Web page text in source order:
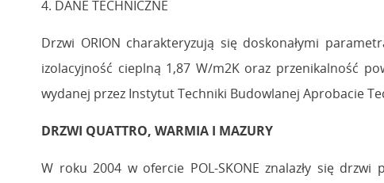
4. DANE TECHNICZNE
Drzwi ORION charakteryzują się doskonałymi
izolacyjność cieplną 1,87 W/m2K oraz przenikalność
wydanej przez Instytut Techniki Budowlanej Aprobacie
DRZWI QUATTRO, WARMIA I MAZURY
W roku 2004 w ofercie POL-SKONE znalazły się